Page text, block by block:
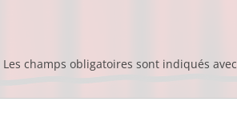
Les champs obligatoires sont indiqués avec